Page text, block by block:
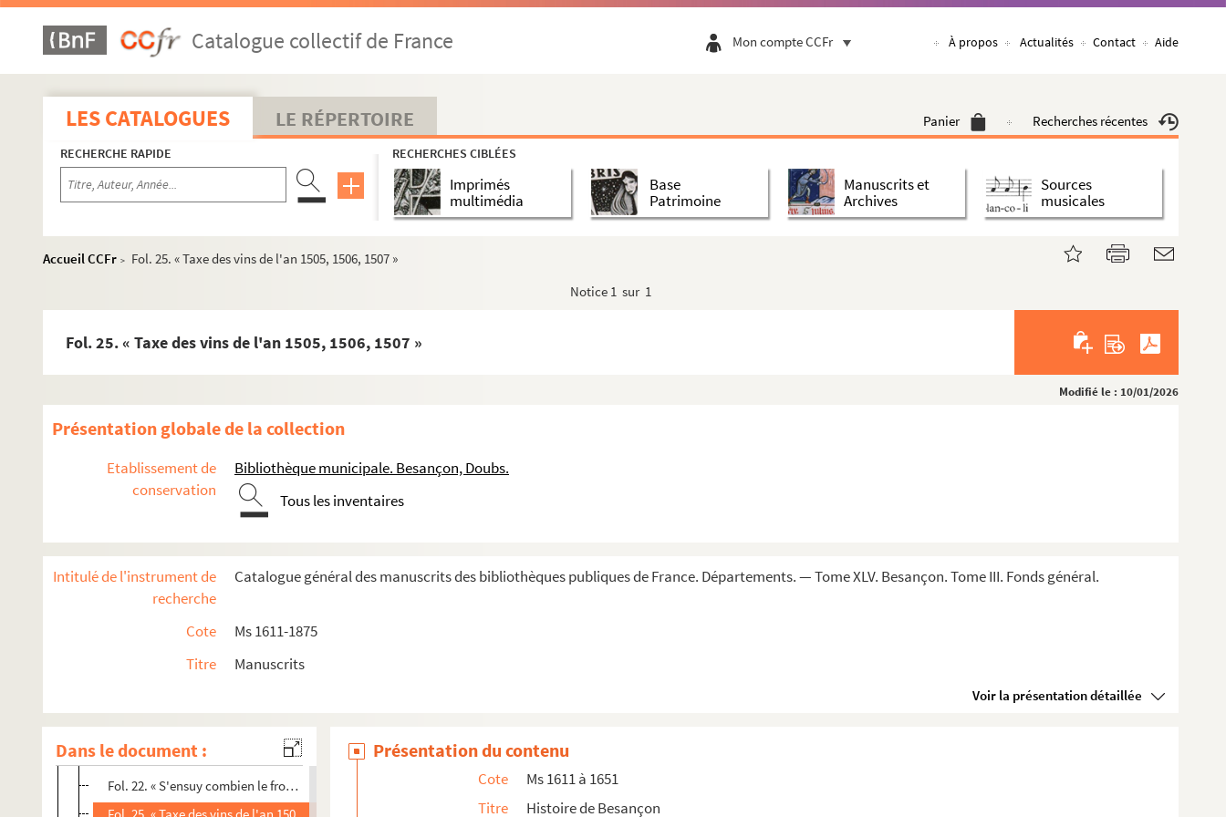
Catalogue collectif de France Mon compte CCFr À propos Actualités Contact Aide
LES CATALOGUES LE RÉPERTOIRE Panier Recherches récentes
RECHERCHE RAPIDE RECHERCHES CIBLÉES
Imprimés
multimédia
Base
Patrimoine
Manuscrits et
Archives
Sources
musicales
Accueil CCFr >
Fol. 25. « Taxe des vins de l'an 1505, 1506, 1507 »
Notice 1 sur 1
Fol. 25. « Taxe des vins de l'an 1505, 1506, 1507 »
Modifié le : 10/01/2026
Présentation globale de la collection
Etablissement de
conservation
Bibliothèque municipale. Besançon, Doubs.
Tous les inventaires
Intitulé de l'instrument de
recherche
Catalogue général des manuscrits des bibliothèques publiques de France. Départements. — Tome XLV. Besançon. Tome III. Fonds général.
Cote
Ms 1611-1875
Titre
Manuscrits
Voir la présentation détaillée
Dans le document :
Ms 1611 à 1651. Histoire de Besançon
Ms 1611. Chroniques de Besançon du XVII
Ms 1612. Mémoires et Chroniques concernant la ville et l'église de Besançon
Ms 1614. « Histoire de la ville de Besançon »
Ms 1615. « Histoire de la ville de Besançon, écrite en latin par Jean Jacques Chifflet, traduite en françois ...
Ms 1617. Annales de Besançon
Fol. 4. « Extraicts des Croniques des roys de Bourgougne »
Fol. 22. « S'ensuy combien le froment mesure de Besançon pèse et combien il peut revenir estans mis en pain b...
Présentation du contenu
Cote
Ms 1611 à 1651
Titre
Histoire de Besançon